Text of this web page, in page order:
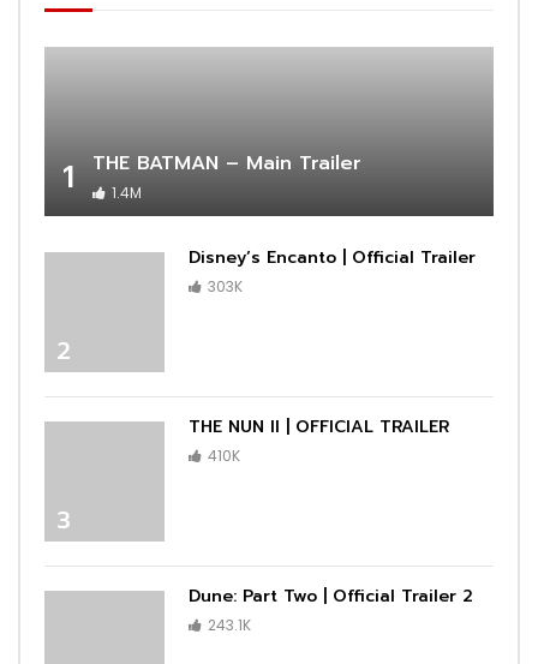
1 THE BATMAN – Main Trailer
1.4M
2
Disney’s Encanto | Official Trailer
303K
3
THE NUN II | OFFICIAL TRAILER
410K
Dune: Part Two | Official Trailer 2
243.1K